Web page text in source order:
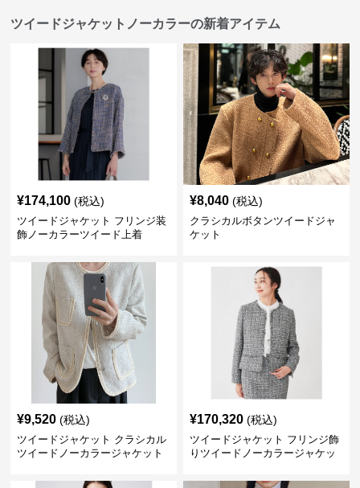
ツイードジャケットノーカラーの新着アイテム
¥174,100 (税込)
ツイードジャケット フリンジ装
飾ノーカラーツイード上着
¥8,040 (税込)
クラシカルボタンツイードジャ
ケット
¥9,520 (税込)
ツイードジャケット クラシカル
ツイードノーカラージャケット
¥170,320 (税込)
ツイードジャケット フリンジ飾
りツイードノーカラージャケッ